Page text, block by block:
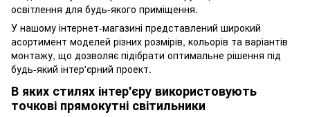
освітлення для будь-якого приміщення.
У нашому інтернет-магазині представлений широкий
асортимент моделей різних розмірів, кольорів та варіантів
монтажу, що дозволяє підібрати оптимальне рішення під
будь-який інтер'єрний проект.
В яких стилях інтер'єру використовують
точкові прямокутні світильники